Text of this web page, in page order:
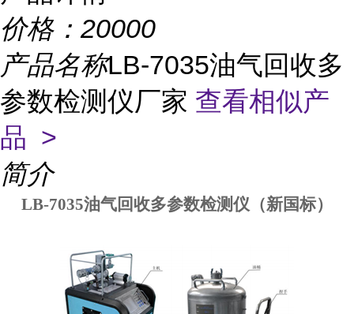
价格： 20000
产品名称LB-7035油气回收多
参数检测仪厂家 查看相似产
品 >
简介
LB-7035油气回收多参数检测仪 （新国标）